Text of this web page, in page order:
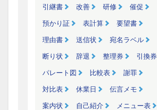
引継書 改善 研修 催促
預かり証 表計算 要望書
理由書 送信状 宛名ラベル
断り状 辞退 整理券 引換券
パレート図 比較表 謝罪
対比表 休業日 伝言メモ
案内状 自己紹介 メニュー表